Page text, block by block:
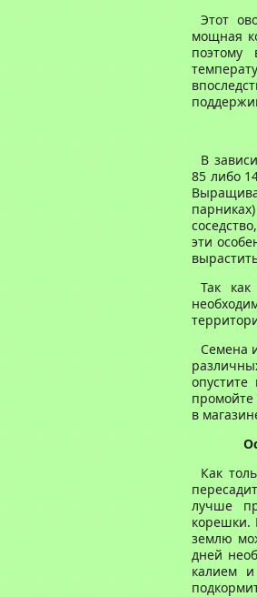
Этот
мощная
поэтому
В
85 либо
эти
Так
Семена
промойте
в
Как
лучше
корешки.
землю
дней
калием